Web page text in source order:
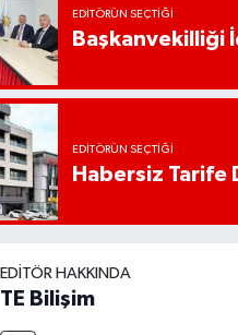
EDITÖRÜN SEÇTIĞI
Başkanvekilliği
EDITÖRÜN SEÇTIĞI
Habersiz Tarife
EDITÖR HAKKINDA
TE Bilişim